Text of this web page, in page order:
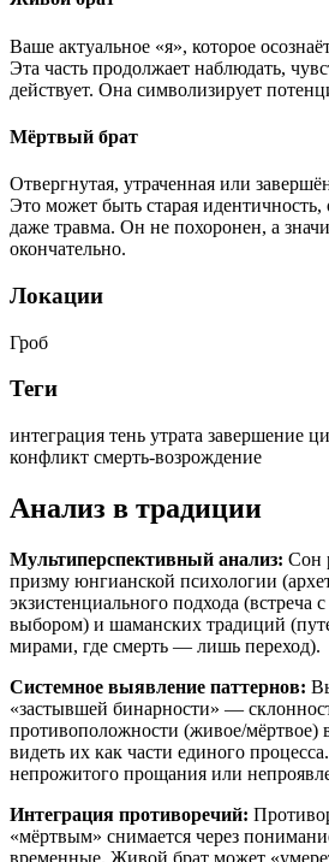
Ваше актуальное «я», которое
Эта часть продолжает наблюдать,
действует. Она символизирует
Мёртвый брат
Отвергнутая, утраченная или
Это может быть старая
даже травма. Он не похоронен, а
окончательно.
Локации
Гроб
Теги
интеграция тень утрата завершение
конфликт смерть-возрождение
Анализ в традиции
Мультиперспективный анализ: Сон
призму юнгианской психологии
экзистенциального подхода (встреча
выбором) и шаманских традиций
мирами, где смерть — лишь переход).
Системное выявление паттернов:
«застывшей бинарности» —
противоположности (живое/мёртвое)
видеть их как части единого
непрожитого прощания или
Интеграция противоречий:
«мёртвым» снимается через
временные. Живой брат может